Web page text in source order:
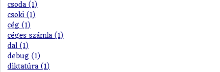
csoda (1)
csoki (1)
cég (1)
céges számla (1)
dal (1)
debug (1)
diktatúra (1)